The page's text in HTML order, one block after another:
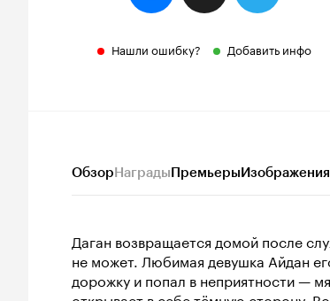
Нашли ошибку? Добавить инфо
ОбзорНаградыПремьерыИзображения
Даган возвращается домой после
не может. Любимая девушка Айдан
дорожку и попал в неприятности —